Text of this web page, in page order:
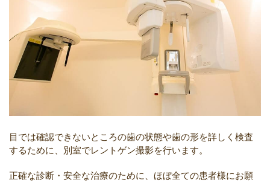
目では確認できないところの歯の状態や歯の形を詳しく検査
するために、別室でレントゲン撮影を行います。
正確な診断・安全な治療のために、ほぼ全ての患者様にお願